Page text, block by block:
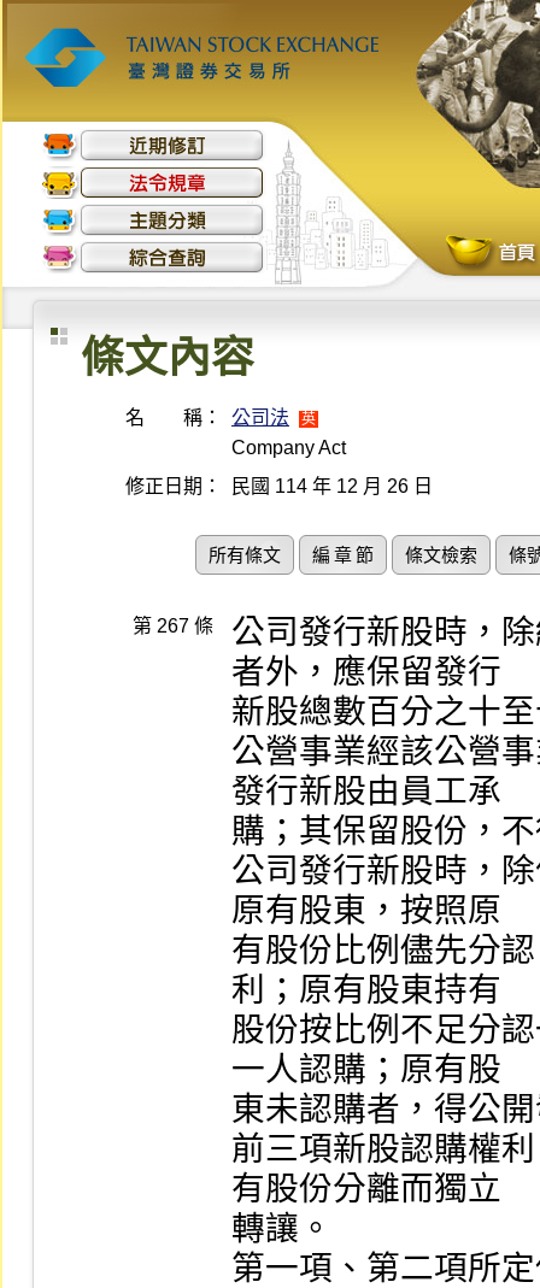
條文內容
名 稱： 公司法 英
Company Act
修正日期：
民國 114 年 12 月 26 日
所有條文 編 章 節 條文檢索 條
第 267 條
公司發行新股時，
者外，應保留發行
新股總數百分之十
公營事業經該公營
發行新股由員工承
購；其保留股份，
公司發行新股時，
原有股東，按照原
有股份比例儘先分
利；原有股東持有
股份按比例不足分
一人認購；原有股
東未認購者，得公
前三項新股認購權
有股份分離而獨立
轉讓。
第一項、第二項所